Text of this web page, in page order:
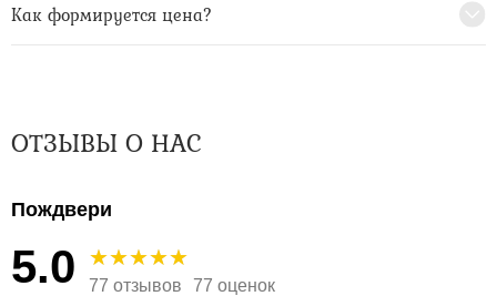
Как формируется цена?
ОТЗЫВЫ О НАС
Пождвери
5.0 77 отзывов 77 оценок